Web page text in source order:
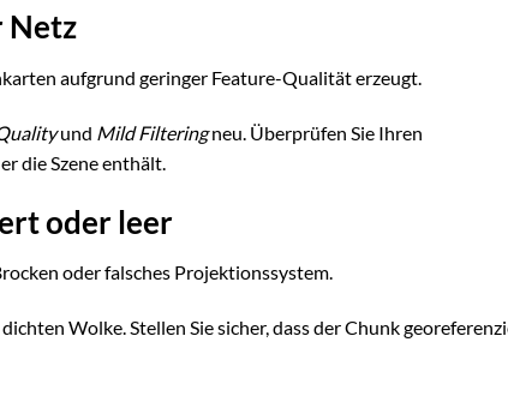
Netz
aufgrund geringer Feature-Qualität erzeugt.
und Mild Filteringneu. Überprüfen Sie Ihren
die Szene enthält.
oder leer
oder falsches Projektionssystem.
Wolke. Stellen Sie sicher, dass der Chunk